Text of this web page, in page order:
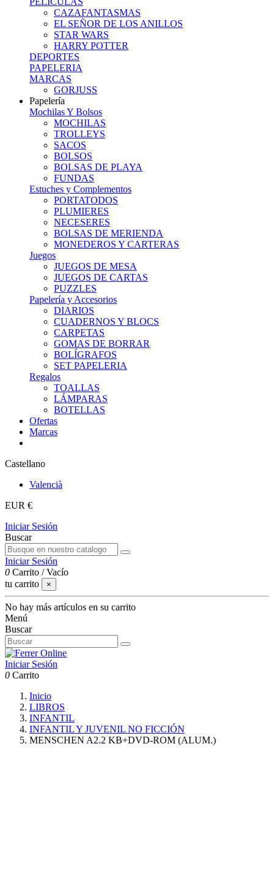
CAZAFANTASMAS
EL SEÑOR DE LOS ANILLOS
STAR WARS
HARRY POTTER
DEPORTES
PAPELERIA
MARCAS
GORJUSS
Papelería
Mochilas Y Bolsos
MOCHILAS
TROLLEYS
SACOS
BOLSOS
BOLSAS DE PLAYA
FUNDAS
Estuches y Complementos
PORTATODOS
PLUMIERES
NECESERES
BOLSAS DE MERIENDA
MONEDEROS Y CARTERAS
Juegos
JUEGOS DE MESA
JUEGOS DE CARTAS
PUZZLES
Papelería y Accesorios
DIARIOS
CUADERNOS Y BLOCS
CARPETAS
GOMAS DE BORRAR
BOLÍGRAFOS
SET PAPELERIA
Regalos
TOALLAS
LÁMPARAS
BOTELLAS
Ofertas
Marcas
Castellano
Valencià
EUR €
Iniciar Sesión
Buscar
Iniciar Sesión
0 Carrito /Vacío
tu carrito
×
No hay más artículos en su carrito
Menú
Buscar
Iniciar Sesión
0 Carrito
Inicio
LIBROS
INFANTIL
INFANTIL Y JUVENIL NO FICCIÓN
MENSCHEN A2.2 KB+DVD-ROM (ALUM.)